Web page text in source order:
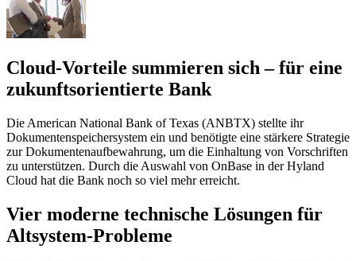
Cloud-Vorteile summieren sich – für eine
zukunftsorientierte Bank
Die American National Bank of Texas (ANBTX) stellte ihr
Dokumentenspeichersystem ein und benötigte eine stärkere Strategie
zur Dokumentenaufbewahrung, um die Einhaltung von Vorschriften
zu unterstützen. Durch die Auswahl von OnBase in der Hyland
Cloud hat die Bank noch so viel mehr erreicht.
Vier moderne technische Lösungen für
Altsystem-Probleme